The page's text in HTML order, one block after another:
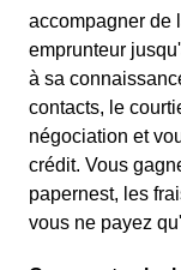
accompagner de
emprunteur
à sa
contacts, le
négociation et
crédit. Vous
papernest, les
vous ne payez